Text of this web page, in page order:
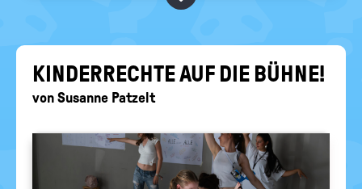
politische
KIN­DER­RECH­TE AUF DIE BÜHNE!
von Susanne Patzelt